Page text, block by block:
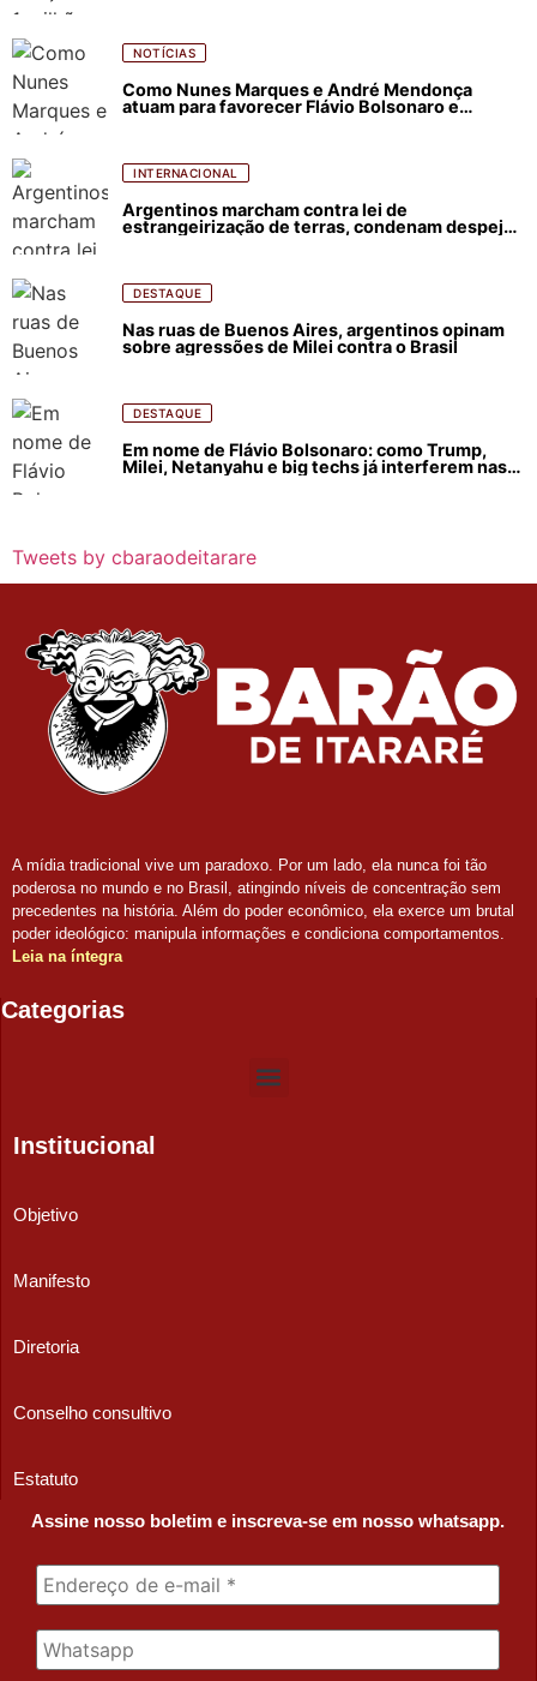
NOTÍCIAS
Como Nunes Marques e André Mendonça
atuam para favorecer Flávio Bolsonaro e
INTERNACIONAL
Argentinos marcham contra lei de
estrangeirização de terras, condenam despejos
DESTAQUE
Nas ruas de Buenos Aires, argentinos opinam
sobre agressões de Milei contra o Brasil
DESTAQUE
Em nome de Flávio Bolsonaro: como Trump,
Milei, Netanyahu e big techs já interferem nas
Tweets by cbaraodeitarare
A mídia tradicional vive um paradoxo. Por um lado, ela nunca foi tão
poderosa no mundo e no Brasil, atingindo níveis de concentração sem
precedentes na história. Além do poder econômico, ela exerce um brutal
poder ideológico: manipula informações e condiciona comportamentos.
Leia na íntegra
Categorias
Institucional
Objetivo
Manifesto
Diretoria
Conselho consultivo
Estatuto
Assine nosso boletim e inscreva-se em nosso whatsapp.